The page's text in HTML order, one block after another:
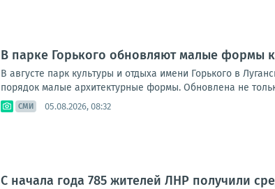
В парке Горького обновляют малые формы
В августе парк культуры и отдыха имени Горького в
порядок малые архитектурные формы. Обновлена не
СМИ 05.08.2026, 08:32
С начала года 785 жителей ЛНР получили